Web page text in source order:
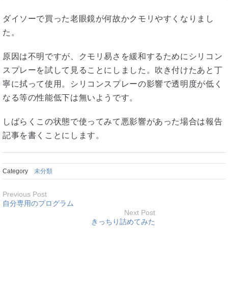
ダイソーで買った老眼鏡が何故かクモリやすくなりまし
た。
原因は不明ですが、クモリ易さを緩和するためにシリコン
スプレーを試して見ることにしました。吹き付けたあと丁
寧に拭って使用。シリコンスプレーの影響で透明度が低く
なる等の性能低下は無いようです。
しばらくこの状態で使ってみて悪影響があった場合は報告
記事を書くことにします。
Category 未分類
Previous Post
自分専用のプログラム
Next Post
きっちり詰めてみた